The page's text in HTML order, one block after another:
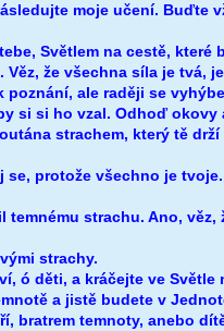
moje učení. Buďte
Světlem na cestě, které
Věz, že všechna síla je tvá,
poznání, ale raději se
si si ho vzal. Odhoď okovy
strachem, který tě
se, protože všechno je
strachu. Ano, věz,
strachy.
ó děti, a kráčejte ve Světle
a jistě budete v
bratrem temnoty, anebo